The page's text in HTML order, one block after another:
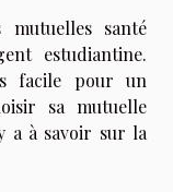
mutuelles santé
estudiantine.
facile pour un
sa mutuelle
a à savoir sur la